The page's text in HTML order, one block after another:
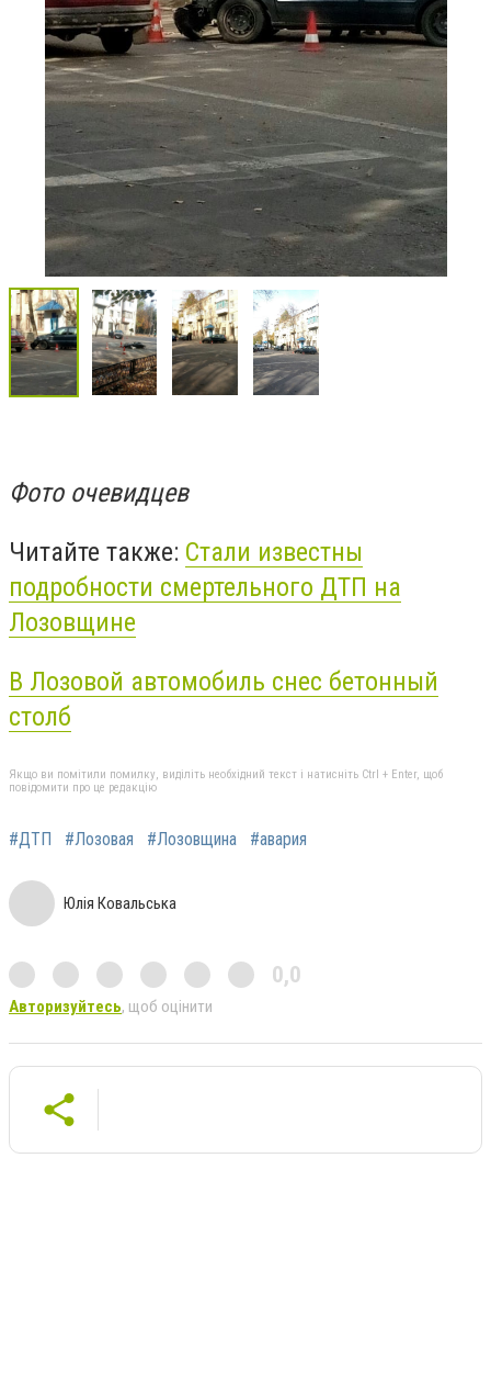
Фото очевидцев
Читайте также: Стали известны
подробности смертельного ДТП на
Лозовщине
В Лозовой автомобиль снес бетонный
столб
Якщо ви помітили помилку, виділіть необхідний текст і натисніть Ctrl + Enter, щоб
повідомити про це редакцію
#ДТП #Лозовая #Лозовщина #авария
Юлія Ковальська
0,0
Авторизуйтесь, щоб оцінити